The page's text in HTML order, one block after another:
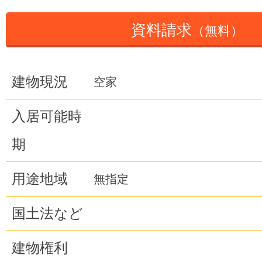
資料請求 （無料）
建物現況 空家
入居可能時
期
用途地域 無指定
国土法など
建物権利